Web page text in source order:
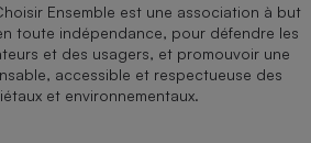
Ensemble est une association à but
toute indépendance, pour défendre les
et des usagers, et promouvoir une
accessible et respectueuse des
et environnementaux.